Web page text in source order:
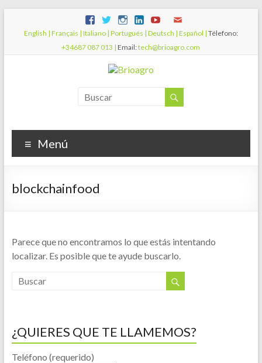
English | Français | Italiano | Portugués | Deutsch | Español | Télefono:
+34687 087 013 | Email:tech@brioagro.com
Menú
blockchainfood
Parece que no encontramos lo que estás intentando
localizar. Es posible que te ayude buscarlo.
¿QUIERES QUE TE LLAMEMOS?
Teléfono (requerido)